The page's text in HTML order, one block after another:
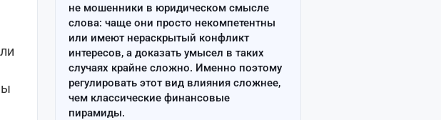
не мошенники в юридическом смысле
слова: чаще они просто некомпетентны
или имеют нераскрытый конфликт
интересов, а доказать умысел в таких
случаях крайне сложно. Именно поэтому
регулировать этот вид влияния сложнее,
чем классические финансовые
пирамиды.